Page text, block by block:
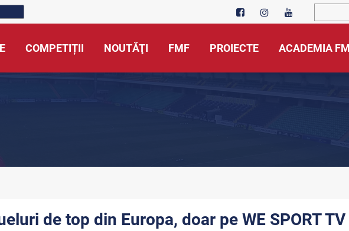
COMPETIȚII NOUTĂŢI FMF PROIECTE ACADEMIA
de top din Europa, doar pe WE SPORT TV